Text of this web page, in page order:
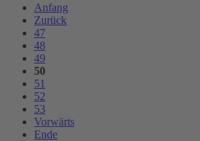
Anfang
Zurück
47
48
49
50
51
52
53
Vorwärts
Ende